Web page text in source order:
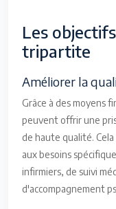
Les
tripartite
Améliorer la
Grâce à des moyens
peuvent offrir une
de haute qualité.
aux besoins
infirmiers, de suivi
d'accompagnement